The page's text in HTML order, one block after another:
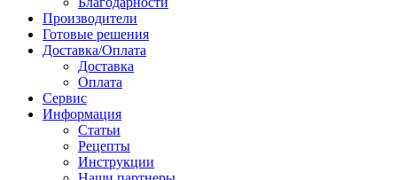
Производители
Готовые решения
Доставка/Оплата
Доставка
Оплата
Сервис
Информация
Статьи
Рецепты
Инструкции